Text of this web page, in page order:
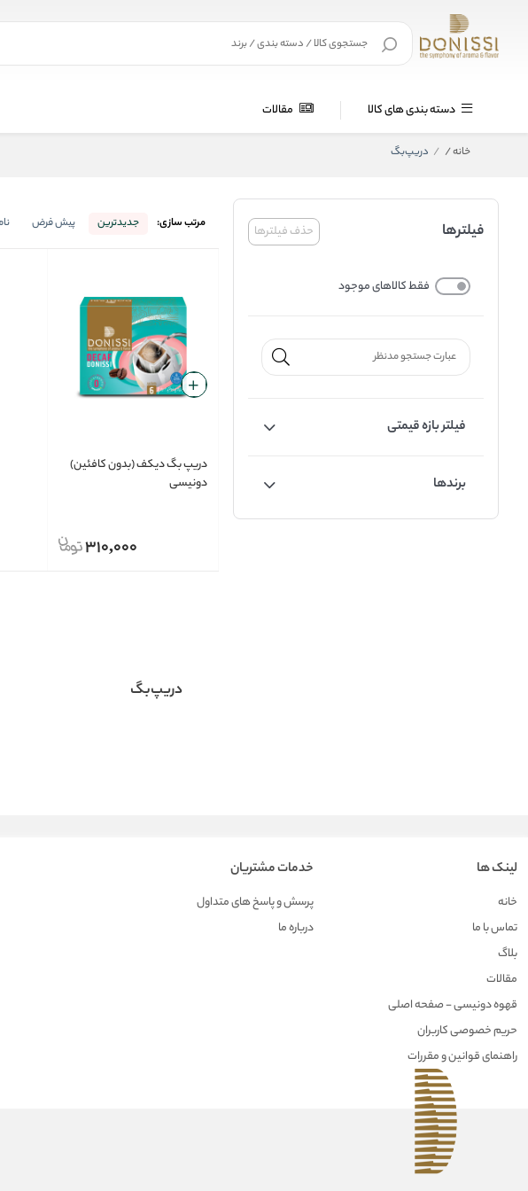
دسته بندی های کالا مقالات
خانه/ دریپ‌بگ
حذف فیلترها فیلترها
فقط کالاهای موجود
فیلتر بازه قیمتی
برندها
مرتب سازی: جدیدترین پیش فرض
دریپ بگ دیکف (بدون کافئین)
دونیسی
310,000
دریپ‌بگ
لینک ها
خانه
تماس با ما
بلاگ
مقالات
قهوه دونیسی - صفحه اصلی
حریم خصوصی کاربران
راهنمای قوانین و مقررات
خدمات مشتریان
پرسش و پاسخ های متداول
درباره ما